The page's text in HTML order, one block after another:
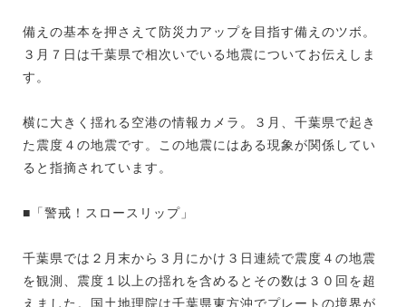
備えの基本を押さえて防災力アップを目指す備えのツボ。
３月７日は千葉県で相次いでいる地震についてお伝えしま
す。
横に大きく揺れる空港の情報カメラ。３月、千葉県で起き
た震度４の地震です。この地震にはある現象が関係してい
ると指摘されています。
■「警戒！スロースリップ」
千葉県では２月末から３月にかけ３日連続で震度４の地震
を観測、震度１以上の揺れを含めるとその数は３０回を超
えました。国土地理院は千葉県東方沖でプレートの境界が